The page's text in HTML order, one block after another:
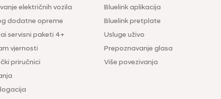
električnih vozila
dodatne opreme
servisni paketi 4+
vjernosti
priručnici
Bluelink aplikacija
Bluelink pretplate
Usluge uživo
Prepoznavanje glasa
Više povezivanja